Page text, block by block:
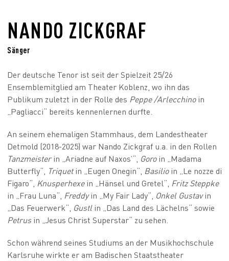
NANDO ZICKGRAF
Sänger
Der deutsche Tenor ist seit der Spielzeit 25/26
Ensemblemitglied am Theater Koblenz, wo ihn das
Publikum zuletzt in der Rolle des Peppe /Arlecchinoin
„Pagliacci“ bereits kennenlernen durfte.
An seinem ehemaligen Stammhaus, dem Landestheater
Detmold (2018-2025) war Nando Zickgraf u.a. in den Rollen
Tanzmeisterin „Ariadne auf Naxos’“, Goroin „Madama
Butterfly“, Triquetin „Eugen Onegin“, Basilioin „Le nozze di
Figaro“, Knusperhexein „Hänsel und Gretel“, Fritz Steppke
in „Frau Luna“, Freddyin „My Fair Lady“, Onkel Gustavin
„Das Feuerwerk“, Gustlin „Das Land des Lächelns“ sowie
Petrusin „Jesus Christ Superstar“ zu sehen.
Schon während seines Studiums an der Musikhochschule
Karlsruhe wirkte er am Badischen Staatstheater